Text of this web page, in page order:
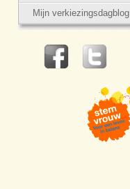
Mijn verkiezingsdagblog